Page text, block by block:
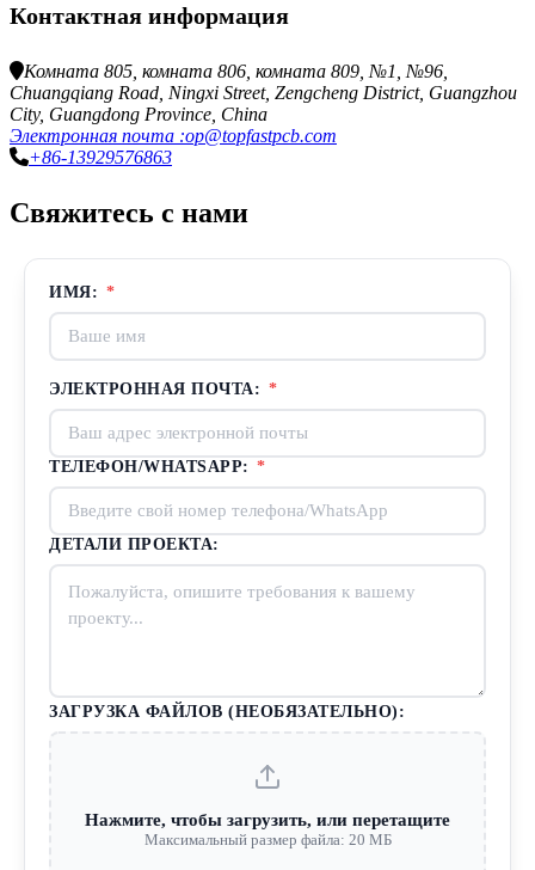
Контактная информация
Комната 805, комната 806, комната 809, №1, №96,
Chuangqiang Road, Ningxi Street, Zengcheng District, Guangzhou
City, Guangdong Province, China
Электронная почта :op@topfastpcb.com
+86-13929576863
Свяжитесь с нами
ИМЯ: *
ЭЛЕКТРОННАЯ ПОЧТА: *
ТЕЛЕФОН/WHATSAPP: *
ДЕТАЛИ ПРОЕКТА:
ЗАГРУЗКА ФАЙЛОВ (НЕОБЯЗАТЕЛЬНО):
Нажмите, чтобы загрузить, или перетащите
Максимальный размер файла: 20 МБ